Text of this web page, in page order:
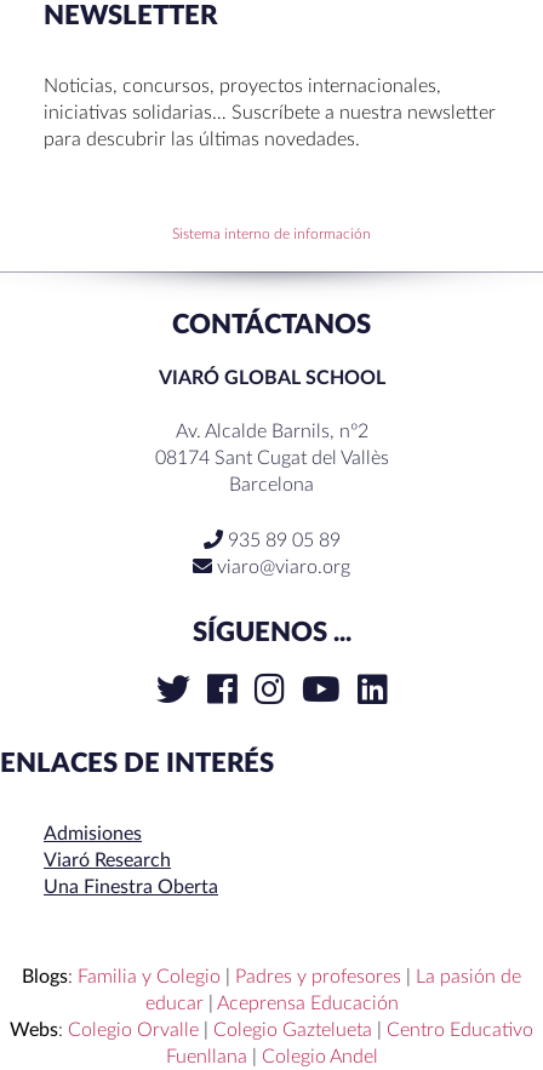
NEWSLETTER
Noticias, concursos, proyectos internacionales,
iniciativas solidarias… Suscríbete a nuestra newsletter
para descubrir las últimas novedades.
Sistema interno de información
CONTÁCTANOS
VIARÓ GLOBAL SCHOOL
Av. Alcalde Barnils, nº2
08174 Sant Cugat del Vallès
Barcelona
935 89 05 89
viaro@viaro.org
SÍGUENOS ...
ENLACES DE INTERÉS
Admisiones
Viaró Research
Una Finestra Oberta
Blogs: Familia y Colegio Padres y profesores
La pasión de
educar| Aceprensa Educación
Webs: Colegio Orvalle Colegio Gaztelueta
Centro Educativo
Fuenllana
Colegio Andel